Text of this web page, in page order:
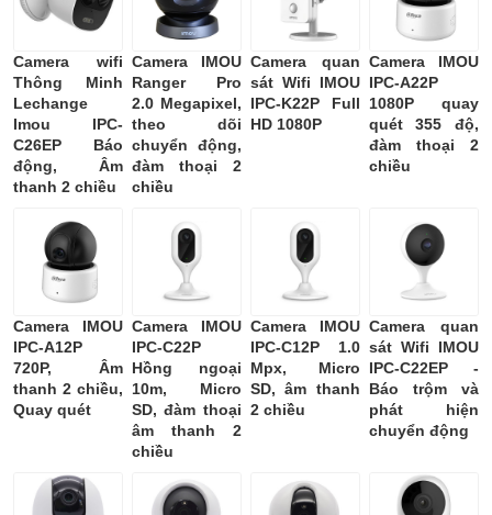
Camera wifi
Thông Minh
Lechange
Imou IPC-
C26EP Báo
động, Âm
thanh 2 chiều
Camera IMOU
Ranger Pro
2.0 Megapixel,
theo dõi
chuyển động,
đàm thoại 2
chiều
Camera quan
sát Wifi IMOU
IPC-K22P Full
HD 1080P
Camera IMOU
IPC-A22P
1080P quay
quét 355 độ,
đàm thoại 2
chiều
Camera IMOU
IPC-A12P
720P, Âm
thanh 2 chiều,
Quay quét
Camera IMOU
IPC-C22P
Hồng ngoại
10m, Micro
SD, đàm thoại
âm thanh 2
chiều
Camera IMOU
IPC-C12P 1.0
Mpx, Micro
SD, âm thanh
2 chiều
Camera quan
sát Wifi IMOU
IPC-C22EP -
Báo trộm và
phát hiện
chuyển động